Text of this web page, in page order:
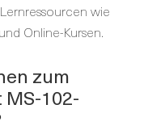
wie
Online-Kursen.
zum
102-